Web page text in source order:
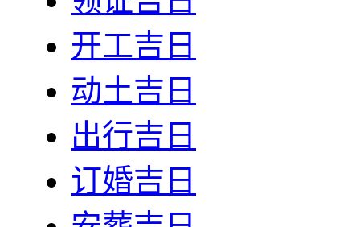
开工吉日
动土吉日
出行吉日
订婚吉日